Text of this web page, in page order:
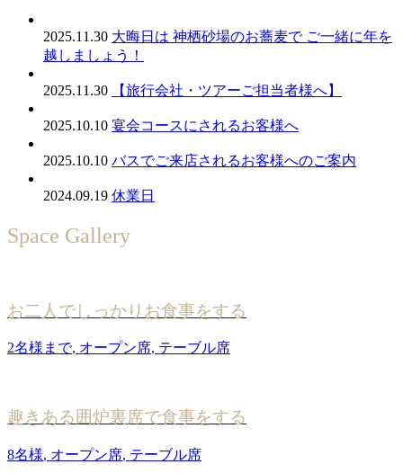
2025.11.30 大晦日は 神栖砂場のお蕎麦で ご一緒に年を
越しましょう！
2025.11.30 【旅行会社・ツアーご担当者様へ】
2025.10.10 宴会コースにされるお客様へ
2025.10.10 バスでご来店されるお客様へのご案内
2024.09.19 休業日
Space Gallery
お二人でしっかりお食事をする
2名様まで, オープン席, テーブル席
趣きある囲炉裏席で食事をする
8名様, オープン席, テーブル席